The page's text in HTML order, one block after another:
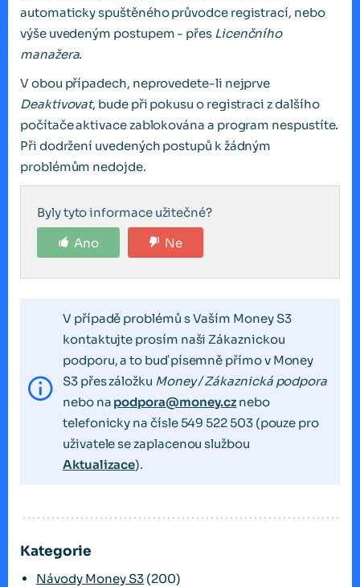
automaticky spuštěného průvodce registrací, nebo
výše uvedeným postupem - přes Licenčního
manažera.
V obou případech, neprovedete-li nejprve
Deaktivovat, bude při pokusu o registraci z dalšího
počítače aktivace zablokována a program nespustíte.
Při dodržení uvedených postupů k žádným
problémům nedojde.
Byly tyto informace užitečné?
Ano
Ne
V případě problémů s Vaším Money S3
kontaktujte prosím naši Zákaznickou
podporu, a to buď písemně přímo v Money
S3 přes záložku Money / Zákaznická podpora
nebo na podpora@money.cz nebo
telefonicky na čísle 549 522 503 (pouze pro
uživatele se zaplacenou službou
Aktualizace).
Kategorie
Návody Money S3 (200)